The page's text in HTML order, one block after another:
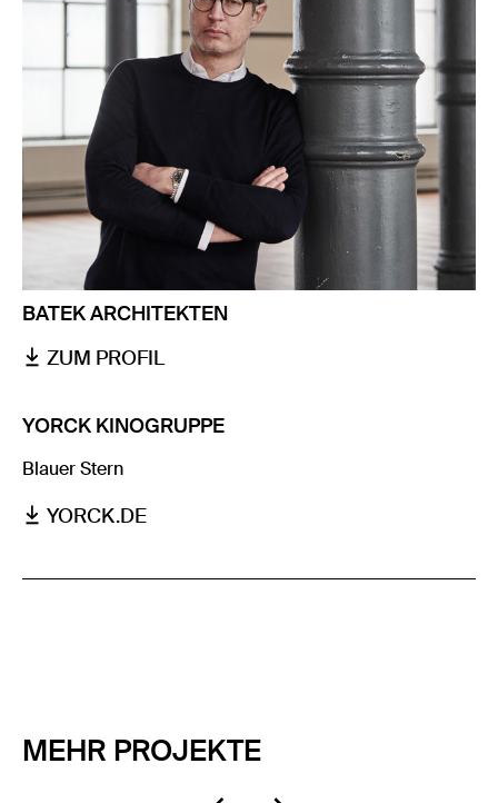
BATEK ARCHITEKTEN
ZUM PROFIL
YORCK KINOGRUPPE
Blauer Stern
YORCK.DE
MEHR PROJEKTE